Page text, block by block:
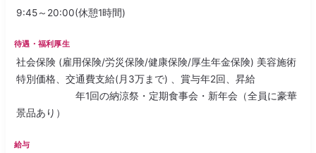
9:45～20:00(休憩1時間)
待遇・福利厚生
社会保険 (雇用保険/労災保険/健康保険/厚生年金保険) 美容施術
特別価格、交通費支給(月3万まで) 、賞与年2回、昇給
年1回の納涼祭・定期食事会・新年会（全員に豪華
景品あり）
給与